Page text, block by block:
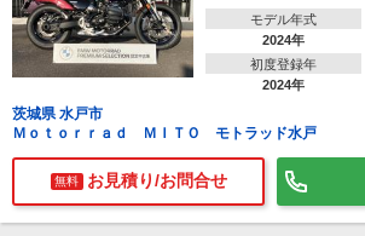
モデル年式
2024年
初度登録年
2024年
茨城県 水戸市
Ｍｏｔｏｒｒａｄ ＭＩＴＯ モトラッド水戸
無料 お見積り/お問合せ